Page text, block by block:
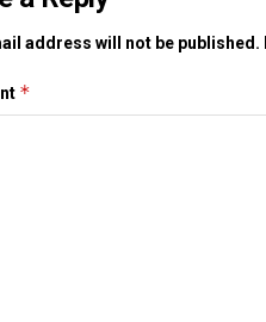
address will not be published.
*